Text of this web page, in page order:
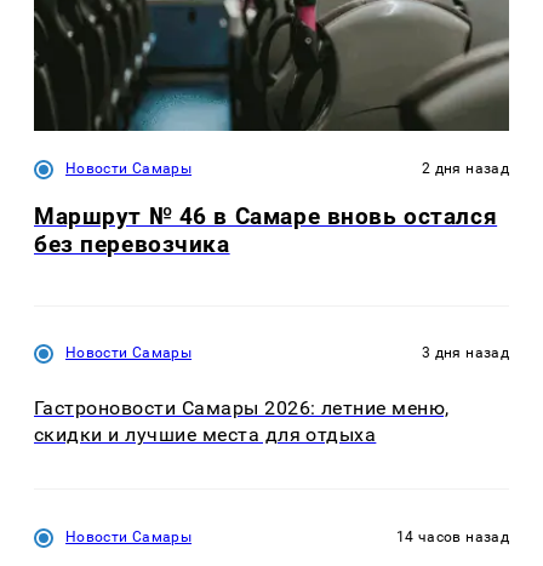
Новости Самары 2 дня назад
Маршрут № 46 в Самаре вновь остался
без перевозчика
Новости Самары 3 дня назад
Гастроновости Самары 2026: летние меню,
скидки и лучшие места для отдыха
Новости Самары 14 часов назад